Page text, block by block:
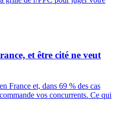
et être cité ne veut
France et, dans 69 % des cas
vos concurrents. Ce qui